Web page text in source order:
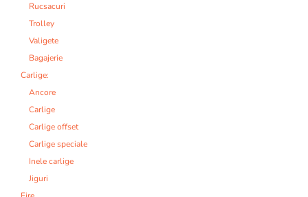
Rucsacuri
Trolley
Valigete
Bagajerie
Carlige:
Ancore
Carlige
Carlige offset
Carlige speciale
Inele carlige
Jiguri